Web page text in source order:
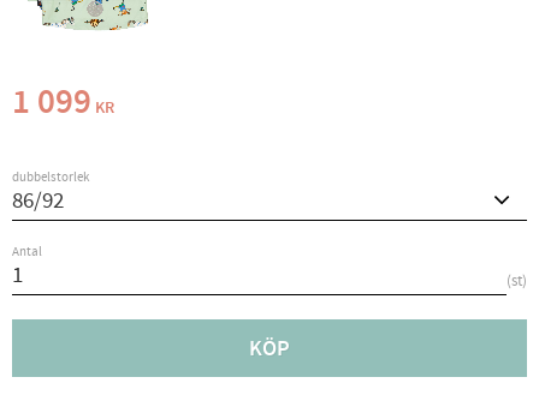
1 099 KR
dubbelstorlek
Antal
st
KÖP